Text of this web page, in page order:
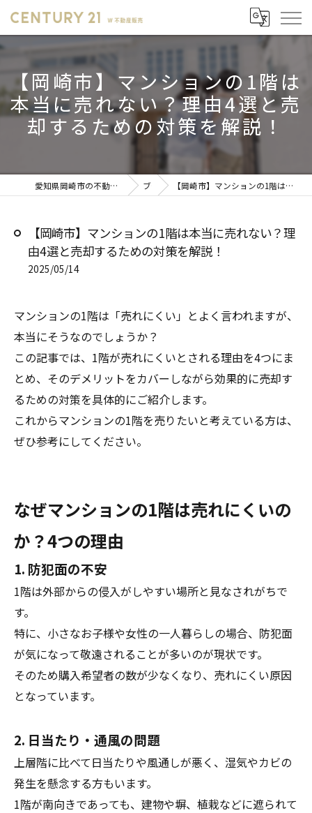
【岡崎市】マンションの1階は
本当に売れない？理由4選と売
却するための対策を解説！
愛知県岡崎市の不動産売却ならセンチュリー21 W不動産販売 ブログ 【岡崎市】マンションの1階は本当に売れない？理由4選と売却するための対策を解説！
【岡崎市】マンションの1階は本当に売れない？理
由4選と売却するための対策を解説！
2025/05/14
マンションの1階は「売れにくい」とよく言われますが、
本当にそうなのでしょうか？
この記事では、1階が売れにくいとされる理由を4つにま
とめ、そのデメリットをカバーしながら効果的に売却す
るための対策を具体的にご紹介します。
これからマンションの1階を売りたいと考えている方は、
ぜひ参考にしてください。
なぜマンションの1階は売れにくいの
か？4つの理由
1. 防犯面の不安
1階は外部からの侵入がしやすい場所と見なされがちで
す。
特に、小さなお子様や女性の一人暮らしの場合、防犯面
が気になって敬遠されることが多いのが現状です。
そのため購入希望者の数が少なくなり、売れにくい原因
となっています。
2. 日当たり・通風の問題
上層階に比べて日当たりや風通しが悪く、湿気やカビの
発生を懸念する方もいます。
1階が南向きであっても、建物や塀、植栽などに遮られて